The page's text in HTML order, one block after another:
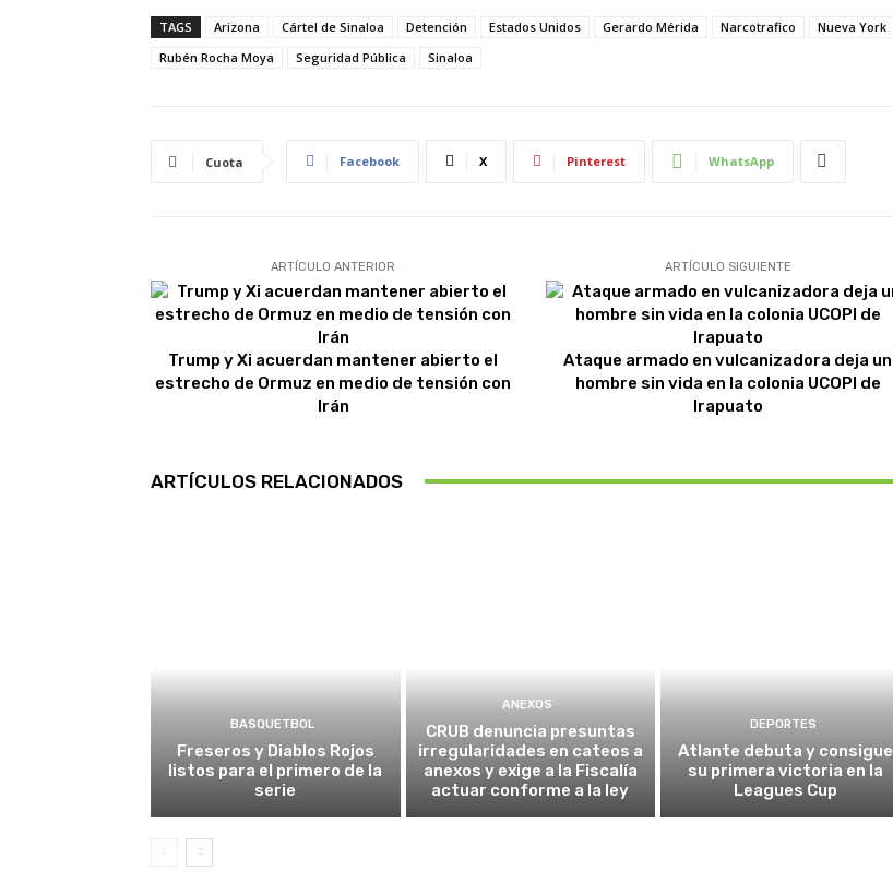
TAGS Arizona Cártel de Sinaloa Detención Estados Unidos Gerardo Mérida Narcotrafico
Nueva York
Rubén Rocha Moya
Seguridad Pública Sinaloa
Cuota Facebook X Pinterest WhatsApp
ARTÍCULO ANTERIOR
Trump y Xi acuerdan mantener abierto el
estrecho de Ormuz en medio de tensión con
Irán
ARTÍCULO SIGUIENTE
Ataque armado en vulcanizadora deja un
hombre sin vida en la colonia UCOPI de
Irapuato
ARTÍCULOS RELACIONADOS
BASQUETBOL
Freseros y Diablos Rojos
listos para el primero de la
serie
ANEXOS
CRUB denuncia presuntas
irregularidades en cateos a
anexos y exige a la Fiscalía
actuar conforme a la ley
DEPORTES
Atlante debuta y consigue
su primera victoria en la
Leagues Cup